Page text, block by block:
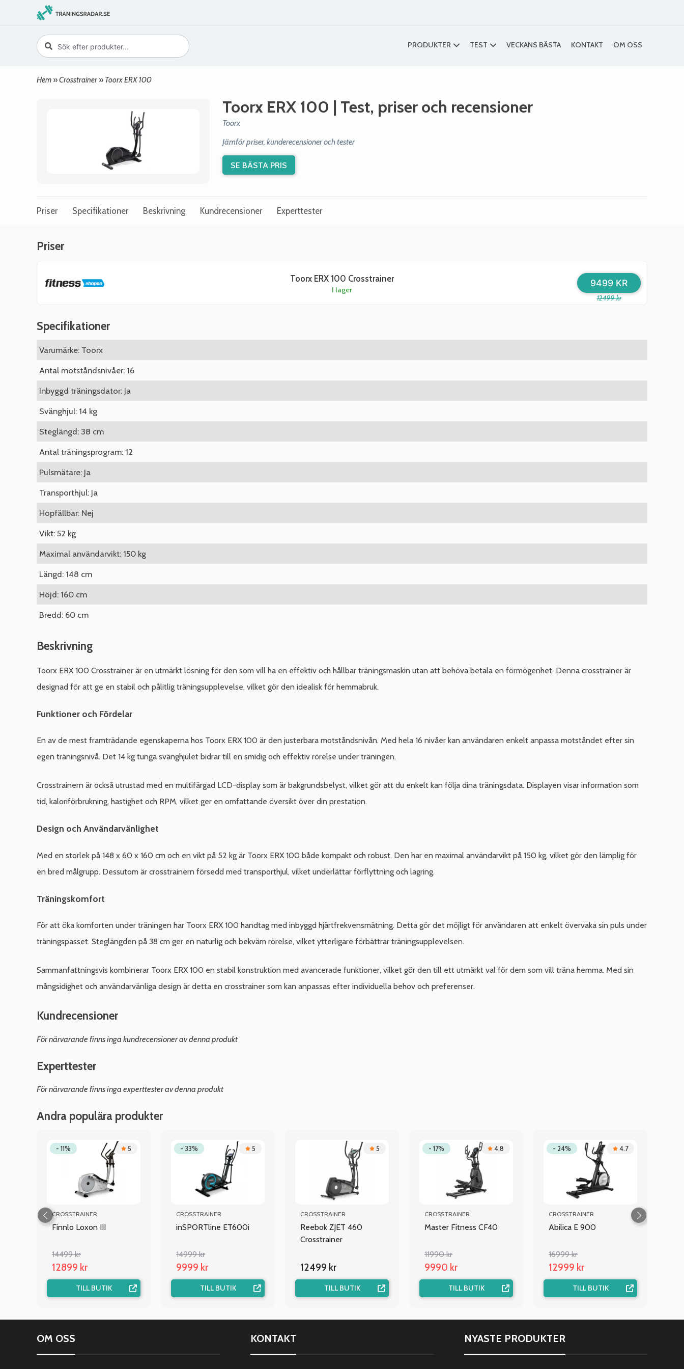
PRODUKTER TEST VECKANS BÄSTA KONTAKT OM OSS
Hem »Crosstrainer » Toorx ERX 100
Toorx ERX 100 | Test, priser och recensioner
Toorx
Jämför priser, kunderecensioner och tester
SE BÄSTA PRIS
Priser Specifikationer Beskrivning Kundrecensioner Experttester
Priser
Toorx ERX 100 Crosstrainer
I lager
12499 kr
9499 KR
Specifikationer
Varumärke: Toorx
Antal motståndsnivåer: 16
Inbyggd träningsdator: Ja
Svänghjul: 14 kg
Steglängd: 38 cm
Antal träningsprogram: 12
Pulsmätare: Ja
Transporthjul: Ja
Hopfällbar: Nej
Vikt: 52 kg
Maximal användarvikt: 150 kg
Längd: 148 cm
Höjd: 160 cm
Bredd: 60 cm
Beskrivning
Toorx ERX 100 Crosstrainer är en utmärkt lösning för den som vill ha en effektiv och hållbar träningsmaskin utan att behöva betala en förmögenhet. Denna crosstrainer är
designad för att ge en stabil och pålitlig träningsupplevelse, vilket gör den idealisk för hemmabruk.
Funktioner och Fördelar
En av de mest framträdande egenskaperna hos Toorx ERX 100 är den justerbara motståndsnivån. Med hela 16 nivåer kan användaren enkelt anpassa motståndet efter sin
egen träningsnivå. Det 14 kg tunga svänghjulet bidrar till en smidig och effektiv rörelse under träningen.
Crosstrainern är också utrustad med en multifärgad LCD-display som är bakgrundsbelyst, vilket gör att du enkelt kan följa dina träningsdata. Displayen visar information som
tid, kaloriförbrukning, hastighet och RPM, vilket ger en omfattande översikt över din prestation.
Design och Användarvänlighet
Med en storlek på 148 x 60 x 160 cm och en vikt på 52 kg är Toorx ERX 100 både kompakt och robust. Den har en maximal användarvikt på 150 kg, vilket gör den lämplig för
en bred målgrupp. Dessutom är crosstrainern försedd med transporthjul, vilket underlättar förflyttning och lagring.
Träningskomfort
För att öka komforten under träningen har Toorx ERX 100 handtag med inbyggd hjärtfrekvensmätning. Detta gör det möjligt för användaren att enkelt övervaka sin puls under
träningspasset. Steglängden på 38 cm ger en naturlig och bekväm rörelse, vilket ytterligare förbättrar träningsupplevelsen.
Sammanfattningsvis kombinerar Toorx ERX 100 en stabil konstruktion med avancerade funktioner, vilket gör den till ett utmärkt val för dem som vill träna hemma. Med sin
mångsidighet och användarvänliga design är detta en crosstrainer som kan anpassas efter individuella behov och preferenser.
Kundrecensioner
För närvarande finns inga kundrecensioner av denna produkt
Experttester
För närvarande finns inga experttester av denna produkt
Andra populära produkter
- 11% 5
CROSSTRAINER
Finnlo Loxon III
14499 kr
12899 kr
TILL BUTIK
- 33% 5
CROSSTRAINER
inSPORTline ET600i
14999 kr
9999 kr
TILL BUTIK
5
CROSSTRAINER
Reebok ZJET 460
Crosstrainer
12499 kr
TILL BUTIK
- 17% 4.8
CROSSTRAINER
Master Fitness CF40
11990 kr
9990 kr
TILL BUTIK
- 24% 4.7
CROSSTRAINER
Abilica E 900
16999 kr
12999 kr
TILL BUTIK
OM OSS KONTAKT NYASTE PRODUKTER